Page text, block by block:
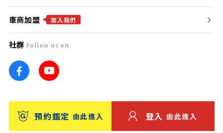
隱私權政策
團隊
車訊網
台灣優良中古車商大獎
找好車
找好店
找海外車
消費者評價
合作夥伴
廣告合作
車商加盟 加入我們
社群 Follow us on
預約鑑定 由此進入 登入 由此進入